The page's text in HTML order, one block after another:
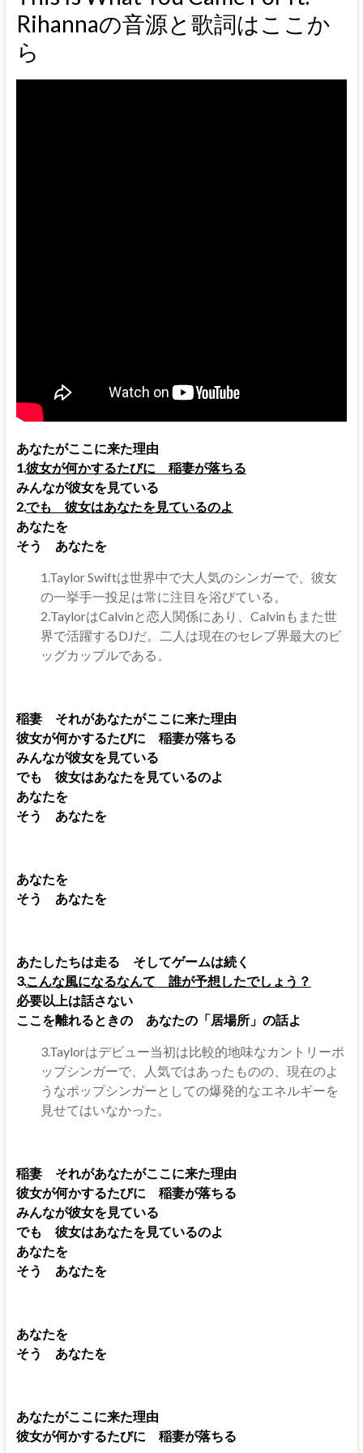
Rihannaの音源と歌詞はここか
ら
あなたがここに来た理由
1.彼女が何かするたびに 稲妻が落ちる
みんなが彼女を見ている
2.でも 彼女はあなたを見ているのよ
あなたを
そう あなたを
1.Taylor Swiftは世界中で大人気のシンガーで、彼女
の一挙手一投足は常に注目を浴びている。
2.TaylorはCalvinと恋人関係にあり、Calvinもまた世
界で活躍するDJだ。二人は現在のセレブ界最大のビ
ッグカップルである。
稲妻 それがあなたがここに来た理由
彼女が何かするたびに 稲妻が落ちる
みんなが彼女を見ている
でも 彼女はあなたを見ているのよ
あなたを
そう あなたを
あなたを
そう あなたを
あたしたちは走る そしてゲームは続く
3.こんな風になるなんて 誰が予想したでしょう？
必要以上は話さない
ここを離れるときの あなたの「居場所」の話よ
3.Taylorはデビュー当初は比較的地味なカントリーポ
ップシンガーで、人気ではあったものの、現在のよ
うなポップシンガーとしての爆発的なエネルギーを
見せてはいなかった。
稲妻 それがあなたがここに来た理由
彼女が何かするたびに 稲妻が落ちる
みんなが彼女を見ている
でも 彼女はあなたを見ているのよ
あなたを
そう あなたを
あなたを
そう あなたを
あなたがここに来た理由
彼女が何かするたびに 稲妻が落ちる